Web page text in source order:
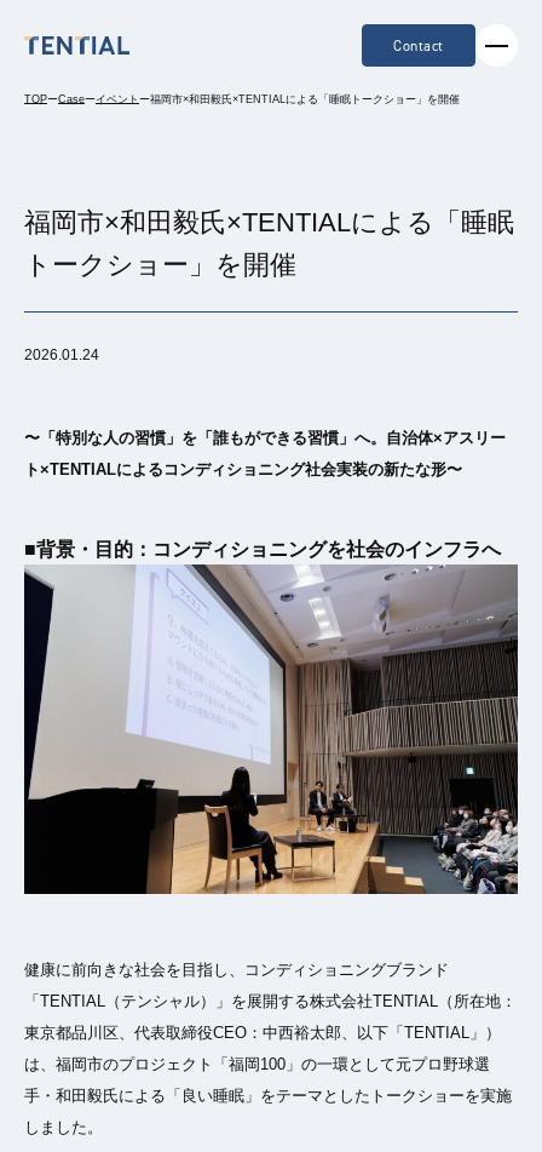
Contact
TOPーCaseーイベント ー福岡市×和田毅氏×TENTIALによる「睡眠トークショー」を開催
福岡市×和田毅氏×TENTIALによる「睡眠
トークショー」を開催
2026.01.24
〜「特別な人の習慣」を「誰もができる習慣」へ。自治体×アスリー
ト×TENTIALによるコンディショニング社会実装の新たな形〜
■背景・目的：コンディショニングを社会のインフラへ
健康に前向きな社会を目指し、コンディショニングブランド
「TENTIAL（テンシャル）」を展開する株式会社TENTIAL（所在地：
東京都品川区、代表取締役CEO：中西裕太郎、以下「TENTIAL」）
は、福岡市のプロジェクト「福岡100」の一環として元プロ野球選
手・和田毅氏による「良い睡眠」をテーマとしたトークショーを実施
しました。